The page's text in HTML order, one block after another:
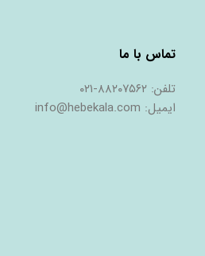
ﺗﻤﺎس ﺑﺎ ﻣﺎ
ﺗﻠﻔﻦ: ٨٨٢٠٧٥٦٢-٠٢١
اﯾﻤﯿﻞ: info@hebekala.com